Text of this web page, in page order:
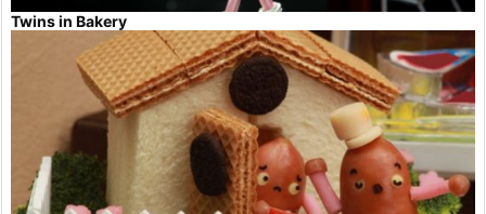
Twins in Bakery